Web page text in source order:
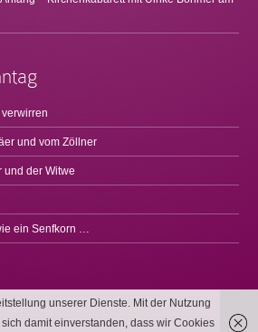
und vom Zöllner
und der Witwe
ein Senfkorn …
unserer Dienste. Mit der Nutzung
damit einverstanden, dass wir Cookies